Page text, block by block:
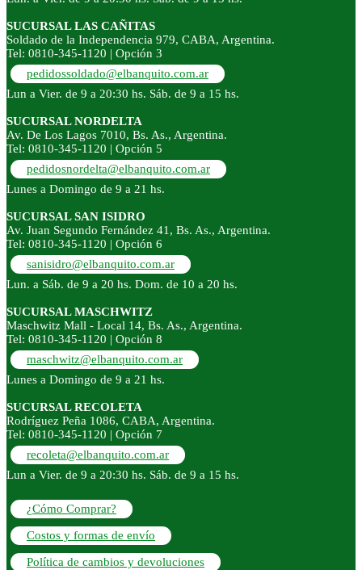
SUCURSAL LAS CAÑITAS
Soldado de la Independencia 979, CABA, Argentina.
Tel: 0810-345-1120 | Opción 3
pedidossoldado@elbanquito.com.ar
Lun a Vier. de 9 a 20:30 hs. Sáb. de 9 a 15 hs.
SUCURSAL NORDELTA
Av. De Los Lagos 7010, Bs. As., Argentina.
Tel: 0810-345-1120 | Opción 5
pedidosnordelta@elbanquito.com.ar
Lunes a Domingo de 9 a 21 hs.
SUCURSAL SAN ISIDRO
Av. Juan Segundo Fernández 41, Bs. As., Argentina.
Tel: 0810-345-1120 | Opción 6
sanisidro@elbanquito.com.ar
Lun. a Sáb. de 9 a 20 hs. Dom. de 10 a 20 hs.
SUCURSAL MASCHWITZ
Maschwitz Mall - Local 14, Bs. As., Argentina.
Tel: 0810-345-1120 | Opción 8
maschwitz@elbanquito.com.ar
Lunes a Domingo de 9 a 21 hs.
SUCURSAL RECOLETA
Rodríguez Peña 1086, CABA, Argentina.
Tel: 0810-345-1120 | Opción 7
recoleta@elbanquito.com.ar
Lun a Vier. de 9 a 20:30 hs. Sáb. de 9 a 15 hs.
¿Cómo Comprar?
Costos y formas de envío
Política de cambios y devoluciones